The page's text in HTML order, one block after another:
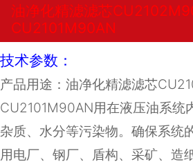
油净化精滤滤芯
CU2101M90AN
技术参数：
产品用途：油净化精滤滤芯
CU2101M90AN用在液压油系统
杂质、水分等污染物。确保系统
用电厂、钢厂、盾构、采矿、造